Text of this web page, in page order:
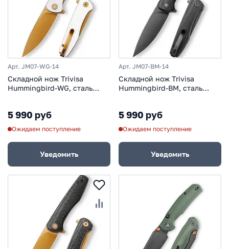
Арт. JM07-WG-14
Складной нож Trivisa
Hummingbird-WG, сталь
5 990 руб
Ожидаем поступление
Уведомить
Арт. JM07-BM-14
Складной нож Trivisa
Hummingbird-BM, сталь
5 990 руб
Ожидаем поступление
Уведомить